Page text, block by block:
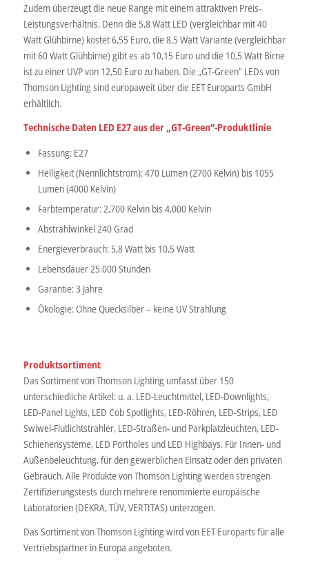
Zudem überzeugt die neue Range mit einem attraktiven Preis-
Leistungsverhältnis. Denn die 5,8 Watt LED (vergleichbar mit 40
Watt Glühbirne) kostet 6,55 Euro, die 8,5 Watt Variante (vergleichbar
mit 60 Watt Glühbirne) gibt es ab 10,15 Euro und die 10,5 Watt Birne
ist zu einer UVP von 12,50 Euro zu haben. Die „GT-Green” LEDs von
Thomson Lighting sind europaweit über die EET Europarts GmbH
erhältlich.
Technische Daten LED E27 aus der „GT-Green”-Produktlinie
Fassung: E27
Helligkeit (Nennlichtstrom): 470 Lumen (2700 Kelvin) bis 1055
Lumen (4000 Kelvin)
Farbtemperatur: 2,700 Kelvin bis 4,000 Kelvin
Abstrahlwinkel 240 Grad
Energieverbrauch: 5,8 Watt bis 10,5 Watt
Lebensdauer 25.000 Stunden
Garantie: 3 Jahre
Ökologie: Ohne Quecksilber – keine UV Strahlung
Produktsortiment
Das Sortiment von Thomson Lighting umfasst über 150
unterschiedliche Artikel: u. a. LED-Leuchtmittel, LED-Downlights,
LED-Panel Lights, LED Cob Spotlights, LED-Röhren, LED-Strips, LED
Swiwel-Flutlichtstrahler, LED-Straßen- und Parkplatzleuchten, LED-
Schienensysteme, LED Portholes und LED Highbays. Für Innen- und
Außenbeleuchtung, für den gewerblichen Einsatz oder den privaten
Gebrauch. Alle Produkte von Thomson Lighting werden strengen
Zertifizierungstests durch mehrere renommierte europäische
Laboratorien (DEKRA, TÜV, VERTITAS) unterzogen.
Das Sortiment von Thomson Lighting wird von EET Europarts für alle
Vertriebspartner in Europa angeboten.